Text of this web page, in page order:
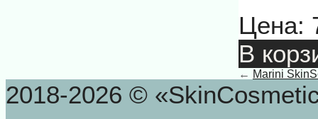
Цена:
В
← Marini
2018-2026 ©